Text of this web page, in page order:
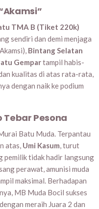
TMA B (Tiket 220k)
sendiri dan demi menjaga
Bintang Selatan
Gempartampil habis-
kualitas di atas rata-rata,
dengan naik ke podium
Tebar Pesona
Batu Muda. Terpantau
atas, Umi Kasum, turut
pemilik tidak hadir langsung
perawat, amunisi muda
maksimal. Berhadapan
MB Muda Bocil sukses
meraih Juara 2 dan